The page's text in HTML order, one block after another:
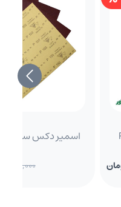
اسمیر دکس سنباده P0150 275
68,000